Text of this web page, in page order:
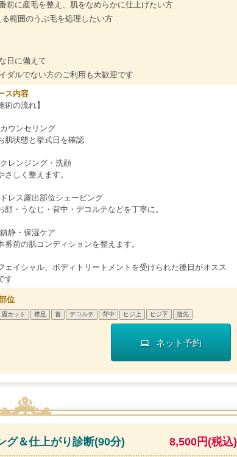
前に産毛を整え、肌をなめらかに仕上げたい方
る範囲のうぶ毛を処理したい方
日に備えて
ダルでない方のご利用も大歓迎です
ス内容
術の流れ】
ウンセリング
肌状態と挙式日を確認
レンジング・洗顔
しく整えます。
レス露出部位シェービング
顔・うなじ・背中・デコルテなどを丁寧に。
静・保湿ケア
番前の肌コンディションを整えます。
ェイシャル、ボディトリートメントを受けられた後日がオスス
す
位
眉カット 襟足 首 デコルテ 背中 ヒジ上 ヒジ下 指先
ネット予約
グ＆仕上がり診断(90分) 8,500円(税込)